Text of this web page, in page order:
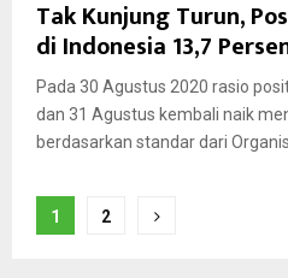
Tak Kunjung Turun,
di Indonesia 13,7
Pada 30 Agustus 2020 rasio
dan 31 Agustus kembali naik
berdasarkan standar dari
Posts
1 2